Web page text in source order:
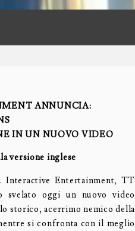
ANNUNCIA:
IN UN NUOVO VIDEO
versione inglese
Interactive Entertainment, TT
svelato oggi un nuovo video
storico, acerrimo nemico della
si confronta con il meglio